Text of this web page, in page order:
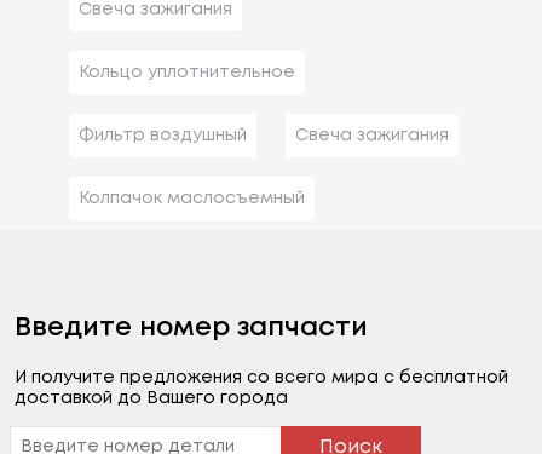
Свеча зажигания
Кольцо уплотнительное
Фильтр воздушный Свеча зажигания
Колпачок маслосъемный
Введите номер запчасти
И получите предложения со всего мира с бесплатной
доставкой до Вашего города
Поиск